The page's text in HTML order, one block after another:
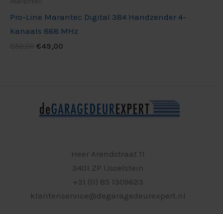
Pro-Line Marantec Digital 384 Handzender 4-
kanaals 868 MHz
€49,00
Heer Arendstraat 11
3401 ZP IJsselstein
+31 (0) 85 1309623
klantenservice@degaragedeurexpert.nl